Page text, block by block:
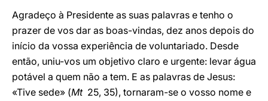
Agradeço à Presidente as suas palavras e tenho o
prazer de vos dar as boas-vindas, dez anos depois do
início da vossa experiência de voluntariado. Desde
então, uniu-vos um objetivo claro e urgente: levar água
potável a quem não a tem. E as palavras de Jesus:
«Tive sede» (Mt 25, 35), tornaram-se o vosso nome e